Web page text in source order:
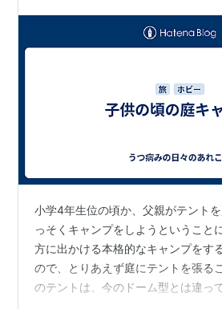
小学4年生位の頃か、父親がテント
っそくキャンプをしようということ
方に出かける本格的なキャンプをす
ので、とりあえず庭にテントを張る
のテントは、今のドーム型とは違っ